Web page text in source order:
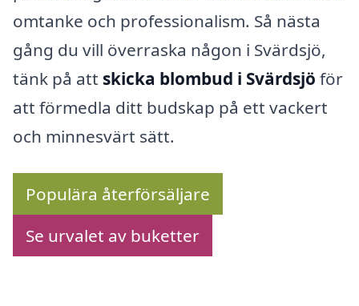
omtanke och professionalism. Så nästa
gång du vill överraska någon i Svärdsjö,
tänk på att skicka blombud i Svärdsjö för
att förmedla ditt budskap på ett vackert
och minnesvärt sätt.
Populära återförsäljare
Se urvalet av buketter